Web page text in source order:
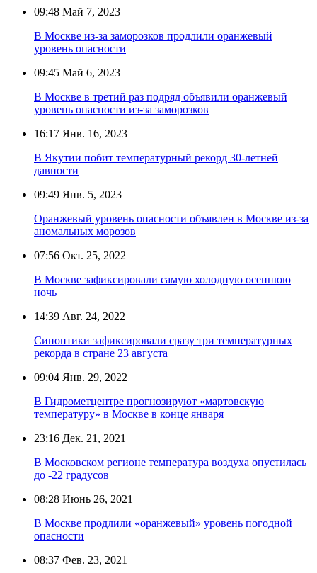
09:48 Май 7, 2023
В Москве из-за заморозков продлили оранжевый
уровень опасности
09:45 Май 6, 2023
В Москве в третий раз подряд объявили оранжевый
уровень опасности из-за заморозков
16:17 Янв. 16, 2023
В Якутии побит температурный рекорд 30-летней
давности
09:49 Янв. 5, 2023
Оранжевый уровень опасности объявлен в Москве из-за
аномальных морозов
07:56 Окт. 25, 2022
В Москве зафиксировали самую холодную осеннюю
ночь
14:39 Авг. 24, 2022
Синоптики зафиксировали сразу три температурных
рекорда в стране 23 августа
09:04 Янв. 29, 2022
В Гидрометцентре прогнозируют «мартовскую
температуру» в Москве в конце января
23:16 Дек. 21, 2021
В Московском регионе температура воздуха опустилась
до -22 градусов
08:28 Июнь 26, 2021
В Москве продлили «оранжевый» уровень погодной
опасности
08:37 Фев. 23, 2021